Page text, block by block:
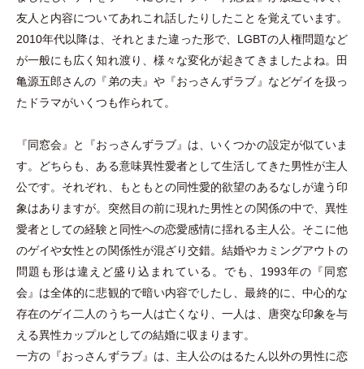
友人と内容についてあれこれ話したりしたことを覚えています。
2010年代以降は、それとまた違った形で、LGBTの人権問題など
が一般にも広く知れ渡り、様々な変化が起きてきましたよね。田
亀源五郎さんの『弟の夫』や『おっさんずラブ』などゲイを扱っ
たドラマがいくつも作られて。
『同窓会』と『おっさんずラブ』は、いくつかの設定が似ていま
す。どちらも、ある意味異性愛者として生活してきた男性が主人
公です。それぞれ、もともとの同性愛的欲望のあるなしが違う印
象はありますが。突然目の前に現れた男性との関係の中で、異性
愛者としての経験と同性への恋愛感情に揺れる主人公。そこに他
のゲイや女性との関係性が混ざり交錯。結婚やカミングアウトの
問題も形は違えど盛り込まれている。でも、1993年の『同窓
会』は全体的に悲観的で暗い内容でしたし、最終的に、中心的な
存在のゲイ二人のうち一人は亡くなり、一人は、唐突な印象を与
える異性カップルとしての結婚に収まります。
一方の『おっさんずラブ』は、主人公のはるたん以外の男性に恋